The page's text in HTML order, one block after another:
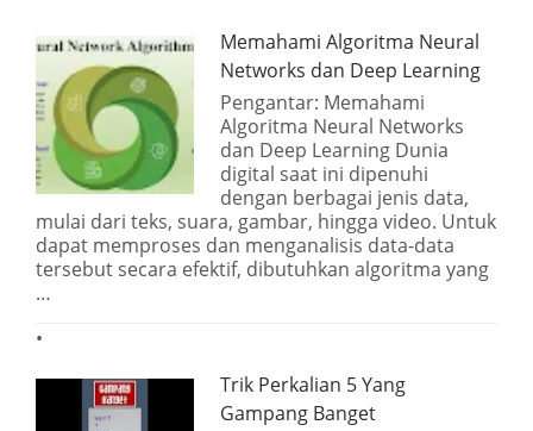
Memahami Algoritma Neural
Networks dan Deep Learning
Pengantar: Memahami
Algoritma Neural Networks
dan Deep Learning Dunia
digital saat ini dipenuhi
dengan berbagai jenis data,
mulai dari teks, suara, gambar, hingga video. Untuk
dapat memproses dan menganalisis data-data
tersebut secara efektif, dibutuhkan algoritma yang
…
Trik Perkalian 5 Yang
Gampang Banget